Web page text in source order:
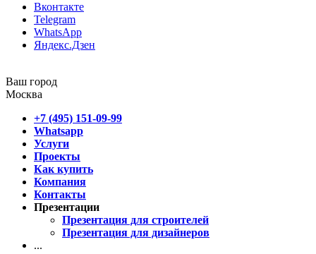
Вконтакте
Telegram
WhatsApp
Яндекс.Дзен
Ваш город
Москва
+7 (495) 151-09-99
Whatsapp
Услуги
Проекты
Как купить
Компания
Контакты
Презентации
Презентация для строителей
Презентация для дизайнеров
...